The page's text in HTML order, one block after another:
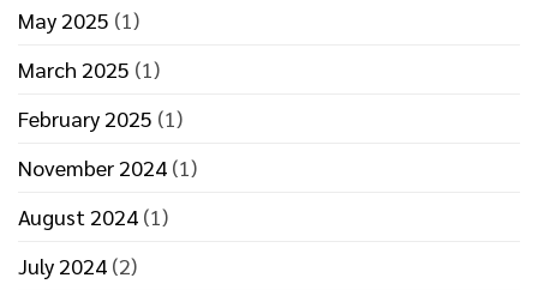
May 2025 (1)
March 2025 (1)
February 2025 (1)
November 2024 (1)
August 2024 (1)
July 2024 (2)